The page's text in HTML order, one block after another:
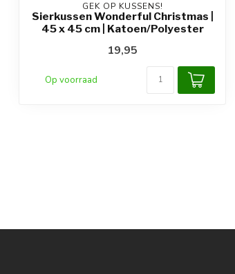
GEK OP KUSSENS!
Sierkussen Wonderful Christmas |
45 x 45 cm | Katoen/Polyester
19,95
Op voorraad